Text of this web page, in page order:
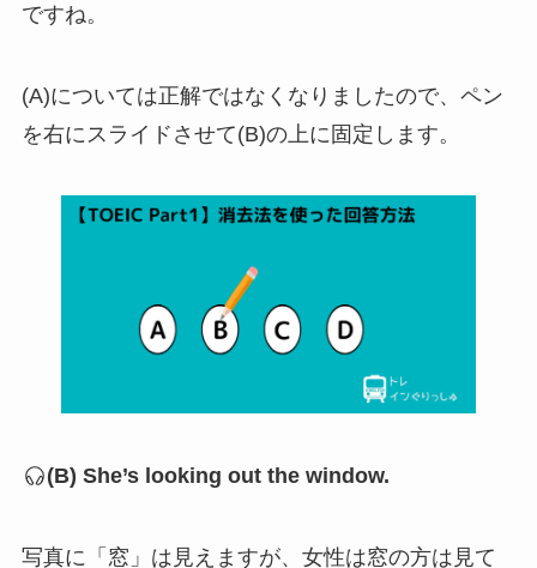
ですね。
(A)については正解ではなくなりましたので、ペン
を右にスライドさせて(B)の上に固定します。
(B) She’s looking out the window.
写真に「窓」は見えますが、女性は窓の方は見て